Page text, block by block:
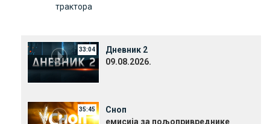
трактора
33:04
Дневник 2
09.08.2026.
35:45
Сноп
емисија за пољопривреднике